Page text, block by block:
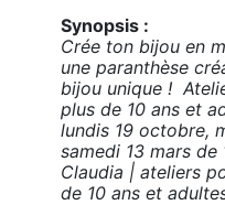
Synopsis :
Crée ton bijou en
une paranthèse
bijou unique !
plus de 10 ans et
lundis 19 octobre,
samedi 13 mars de
Claudia | ateliers
de 10 ans et